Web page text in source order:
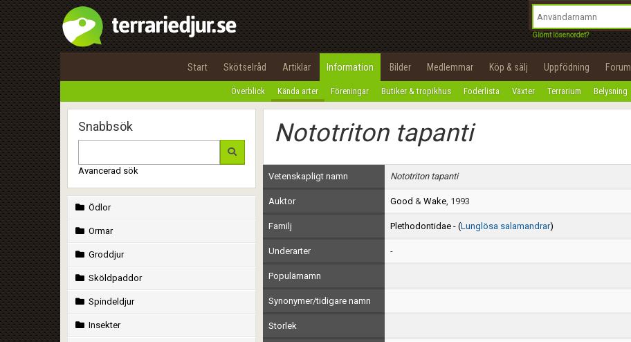
Glömt lösenordet?
Start Skötselråd Artiklar Information Bilder Medlemmar Köp & sälj Uppfödning Forum
Överblick Kända arter Föreningar Butiker & tropikhus Foderlista Växter Terrarium Belysning
Snabbsök
Avancerad sök
Ödlor
Ormar
Groddjur
Sköldpaddor
Spindeldjur
Insekter
Nototriton tapanti
Vetenskapligt namn Nototriton tapanti
Auktor Good & Wake, 1993
Familj Plethodontidae - (Lunglösa salamandrar)
Underarter -
Populärnamn
Synonymer/tidigare namn
Storlek
Utför
100%
OK
integritetspolicy
Namn:
Epost:
Användarnamn:
Lösenord:
Privacy Policy
Terms of Service
Begär nytt lösenord
Tillbaka till förstasidan